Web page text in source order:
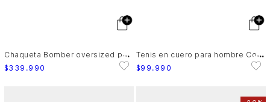
C
haqueta Bomber oversized para mujer Pearl
$339 .990
T
enis en cuero para hombre Cooper 4
$99 . 990